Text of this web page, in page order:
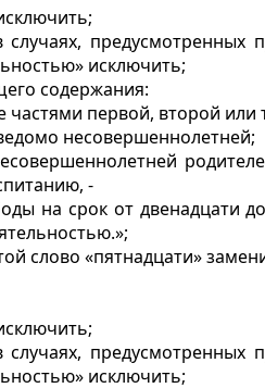
исключить;
содержания:
первой, второй или
несовершеннолетней;
-
на срок от двенадцати
слово «пятнадцати»
исключить;